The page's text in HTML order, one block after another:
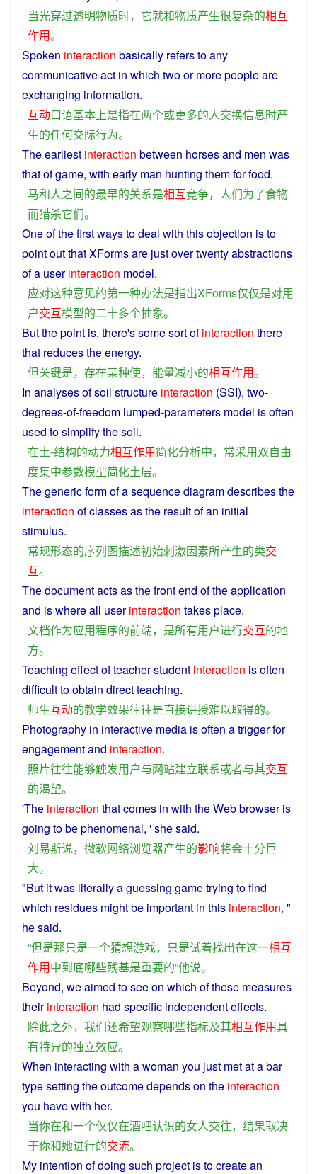
当光穿过透明物质时， 它就和物质产生很复杂的相互
作用。
Spoken interaction basically referstoany
communicativeact in which twoormorepeopleare
exchanging information.
互动口语基本上是指在两个或更多的人交换信息时产
生的任何交际行为。
Theearliest interaction between horsesand men was
thatofgame, with early man hunting themforfood.
马和人之间的最早的关系是相互竟争， 人们为了食物
而猎杀它们。
One of thefirstwaystodeal with thisobjection isto
point out that XForms are justovertwentyabstractions
of a user interaction model.
应对这种意见的第一种办法是指出XForms仅仅是对用
户交互模型的二十多个抽象。
Butthepoint is, there'ssomesortofinteraction there
that reducestheenergy.
但关键是， 存在某种使， 能量减小的相互作用。
In analysesofsoil structure interaction (SSI), two-
degrees-of-freedom lumped-parameters model is often
used tosimplifythesoil.
在土-结构的动力相互作用简化分析中， 常采用双自由
度集中参数模型简化土层。
Thegenericformofasequencediagramdescribesthe
interaction ofclassesas the resultof an initial
stimulus.
常规形态的序列图描述初始刺激因素所产生的类交
互。
Thedocumentactsasthe front end oftheapplication
and iswhereall user interaction takesplace.
文档作为应用程序的前端， 是所有用户进行交互的地
方。
Teaching effectof teacher-student interaction isoften
difficulttoobtain directteaching.
师生互动的教学效果往往是直接讲授难以取得的。
Photography in interactive media isoften atriggerfor
engagementand interaction.
照片往往能够触发用户与网站建立联系或者与其交互
的渴望。
'The interaction thatcomes in with theWebbrowser is
going tobephenomenal, ' shesaid.
刘易斯说， 微软网络浏览器产生的影响将会十分巨
大。
"But itwas literallyaguessing gametrying tofind
which residues might be important in this interaction, "
hesaid.
“但是那只是一个猜想游戏， 只是试着找出在这一相互
作用中到底哪些残基是重要的”他说。
Beyond, weaimed toseeon which of these measures
their interaction had specific independenteffects.
除此之外， 我们还希望观察哪些指标及其相互作用具
有特异的独立效应。
When interacting with awoman you just metatabar
type setting theoutcomedependson the interaction
you have with her.
当你在和一个仅仅在酒吧认识的女人交往， 结果取决
于你和她进行的交流。
My intention ofdoing such project istocreatean